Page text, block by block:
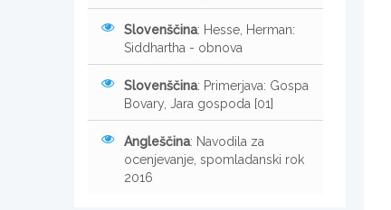
Slovenščina: Hesse, Herman:
Siddhartha - obnova
Slovenščina: Primerjava: Gospa
Bovary, Jara gospoda [01]
Angleščina: Navodila za
ocenjevanje, spomladanski rok
2016